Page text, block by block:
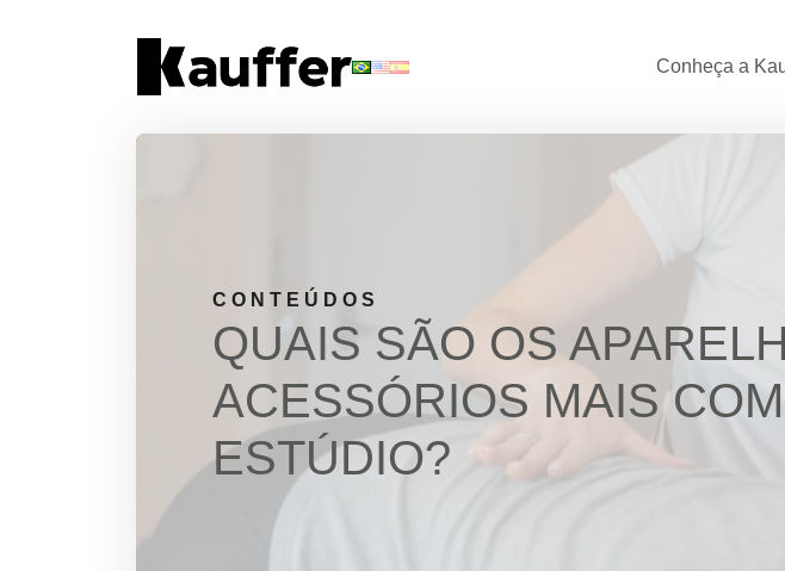
Contato
Materiais Gratuitos
Solicite um Orçamento
Conheça a
CONTEÚDOS
QUAIS SÃO OS
ACESSÓRIOS MAIS
ESTÚDIO?